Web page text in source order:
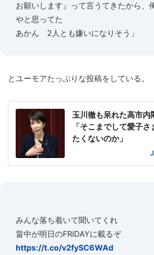
お願いします』って言うてきたから、
やと思ってた
あかん 2人とも嫌いになりそう」
とユーモアたっぷりな投稿をしている。
玉川徹も呆れた高市内
「そこまでして愛子
たくないのか」
みんな落ち着いて聞いてくれ
畠中が明日のFRIDAYに載るぞ
https://t.co/v2fySC6WAd